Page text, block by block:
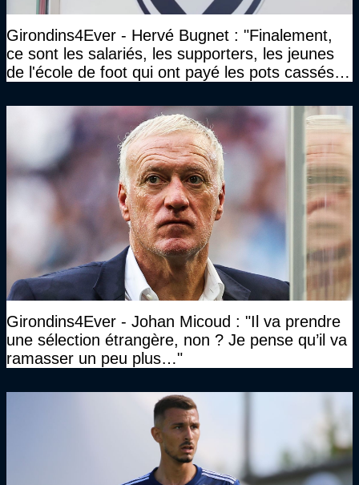
Girondins4Ever - Hervé Bugnet : "Finalement,
ce sont les salariés, les supporters, les jeunes
de l'école de foot qui ont payé les pots cassés
Girondins4Ever - Johan Micoud : "Il va prendre
une sélection étrangère, non ? Je pense qu’il va
ramasser un peu plus…"